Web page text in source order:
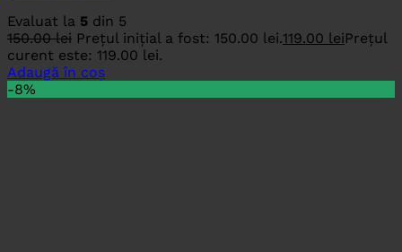
Evaluat la 5 din 5
150.00lei Prețul inițial a fost: 150.00 lei.119.00 leiPrețul
curent este: 119.00 lei.
Adaugă în coș
-8%